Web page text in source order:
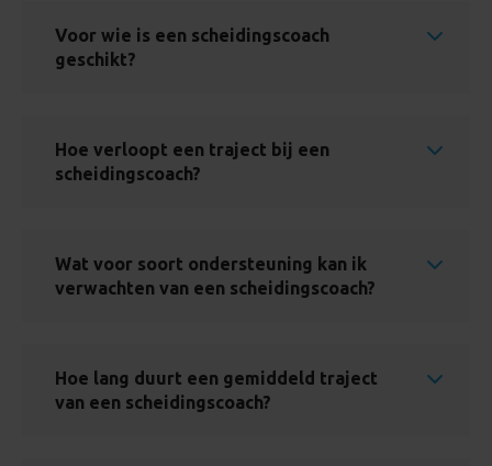
Voor wie is een scheidingscoach
geschikt?
Hoe verloopt een traject bij een
scheidingscoach?
Wat voor soort ondersteuning kan ik
verwachten van een scheidingscoach?
Hoe lang duurt een gemiddeld traject
van een scheidingscoach?